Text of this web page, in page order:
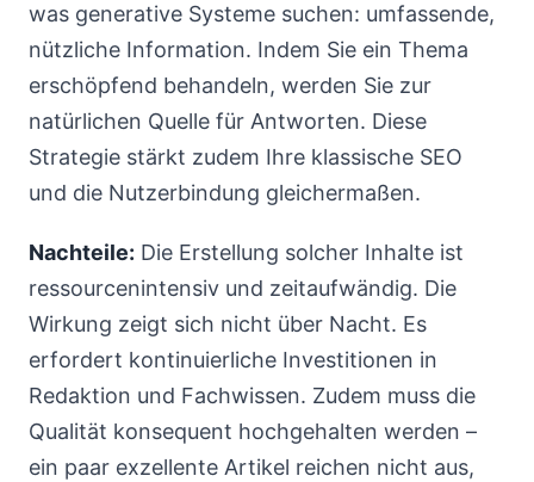
was generative Systeme suchen: umfassende,
nützliche Information. Indem Sie ein Thema
erschöpfend behandeln, werden Sie zur
natürlichen Quelle für Antworten. Diese
Strategie stärkt zudem Ihre klassische SEO
und die Nutzerbindung gleichermaßen.
Nachteile: Die Erstellung solcher Inhalte ist
ressourcenintensiv und zeitaufwändig. Die
Wirkung zeigt sich nicht über Nacht. Es
erfordert kontinuierliche Investitionen in
Redaktion und Fachwissen. Zudem muss die
Qualität konsequent hochgehalten werden –
ein paar exzellente Artikel reichen nicht aus,